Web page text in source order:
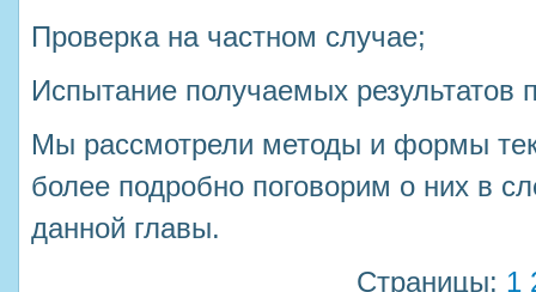
Проверка на частном случае;
Испытание получаемых
Мы рассмотрели методы и формы
более подробно поговорим о них в
данной главы.
Страницы: 1